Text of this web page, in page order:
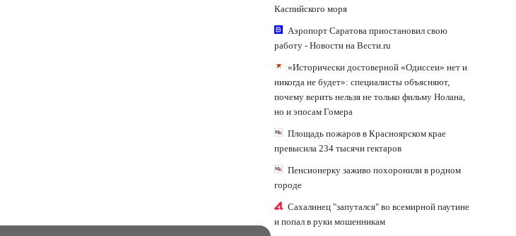
Каспийского моря
Аэропорт Саратова приостановил свою
работу - Новости на Вести.ru
«Исторически достоверной «Одиссеи» нет и
никогда не будет»: специалисты объясняют,
почему верить нельзя не только фильму Нолана,
но и эпосам Гомера
Площадь пожаров в Красноярском крае
превысила 234 тысячи гектаров
Пенсионерку заживо похоронили в родном
городе
Сахалинец "запутался" во всемирной паутине
и попал в руки мошенникам